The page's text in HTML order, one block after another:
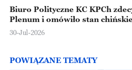
Biuro Polityczne KC KPCh
Plenum i omówiło stan
30-Jul-2026
POWIĄZANE TEMATY